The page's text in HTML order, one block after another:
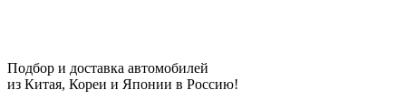
Подбор и доставка автомобилей
из Китая, Кореи и Японии в Россию!